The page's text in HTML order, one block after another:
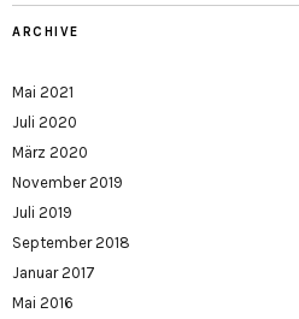
ARCHIVE
Mai 2021
Juli 2020
März 2020
November 2019
Juli 2019
September 2018
Januar 2017
Mai 2016